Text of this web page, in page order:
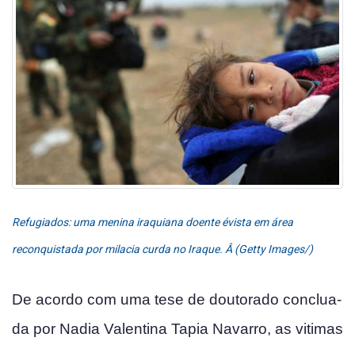
Refugiados: uma menina iraquiana doente évista em área
reconquistada por mila­cia curda no Iraque. Â (Getty Images/)
De acordo com uma tese de doutorado conclua­
da por Nadia Valentina Tapia Navarro, as vitimas